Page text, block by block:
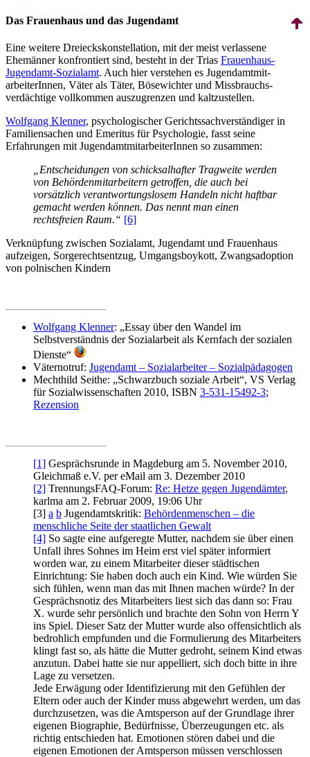
Das Frauenhaus und das Jugendamt
Eine weitere Dreieckskonstellation, mit der meist verlassene
Ehemänner konfrontiert sind, besteht in der Trias Frauenhaus-
Jugendamt-Sozialamt. Auch hier verstehen es Jugend­amt­mit­
arbeiterInnen, Väter als Täter, Bösewichter und Missbrauchs­
verdächtige vollkommen auszugrenzen und kaltzustellen.
Wolfgang Klenner, psychologischer Gerichtssachverständiger in
Familiensachen und Emeritus für Psychologie, fasst seine
Erfahrungen mit Jugend­amt­mit­arbeiterInnen so zusammen:
„Entscheidungen von schicksalhafter Tragweite werden
von Behörden­mit­arbeitern getroffen, die auch bei
vorsätzlich verantwortungslosem Handeln nicht haftbar
gemacht werden können. Das nennt man einen
rechtsfreien Raum.“ [6]
Verknüpfung zwischen Sozialamt, Jugendamt und Frauenhaus
aufzeigen, Sorge­rechts­entzug, Umgangs­boykott, Zwangsadoption
von polnischen Kindern
Wolfgang Klenner: „Essay über den Wandel im
Selbstverständnis der Sozial­arbeit als Kernfach der sozialen
Dienste“
Väternotruf: Jugendamt – Sozial­arbeiter – Sozialpädagogen
Mechthild Seithe: „Schwarzbuch soziale Arbeit“, VS Verlag
für Sozial­wissen­schaften 2010, ISBN 3-531-15492-3;
Rezension
[1] Gesprächsrunde in Magdeburg am 5. November 2010,
Gleichmaß e.V. per eMail am 3. Dezember 2010
[2] TrennungsFAQ-Forum: Re: Hetze gegen Jugendämter,
karlma am 2. Februar 2009, 19:06 Uhr
[3] a b Jugendamtskritik: Behördenmenschen – die
menschliche Seite der staatlichen Gewalt
[4] So sagte eine aufgeregte Mutter, nachdem sie über einen
Unfall ihres Sohnes im Heim erst viel später informiert
worden war, zu einem Mitarbeiter dieser städtischen
Einrichtung: Sie haben doch auch ein Kind. Wie würden Sie
sich fühlen, wenn man das mit Ihnen machen würde? In der
Gesprächs­notiz des Mitarbeiters liest sich das dann so: Frau
X. wurde sehr persönlich und brachte den Sohn von Herrn Y
ins Spiel. Dieser Satz der Mutter wurde also offensichtlich als
bedrohlich empfunden und die Formulierung des Mitarbeiters
klingt fast so, als hätte die Mutter gedroht, seinem Kind etwas
anzutun. Dabei hatte sie nur appelliert, sich doch bitte in ihre
Lage zu versetzen.
Jede Erwägung oder Identifizierung mit den Gefühlen der
Eltern oder auch der Kinder muss abgewehrt werden, um das
durchzusetzen, was die Amtsperson auf der Grundlage ihrer
eigenen Biographie, Bedürfnisse, Über­zeugungen etc. als
richtig entschieden hat. Emotionen stören dabei und die
eigenen Emotionen der Amtsperson müssen verschlossen